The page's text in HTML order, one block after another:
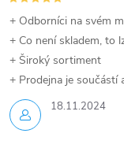
18.11.2024
+ Odborníci na svém
+ Co není skladem, to
+ Široký sortiment
+ Prodejna je součástí